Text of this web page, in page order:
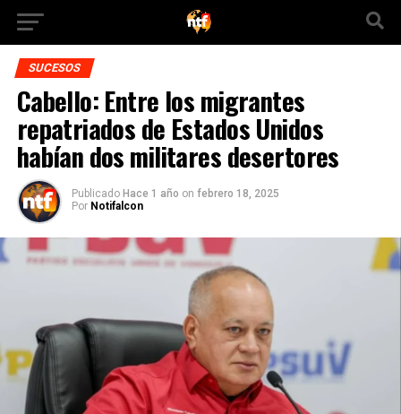
SUCESOS
Cabello: Entre los migrantes
repatriados de Estados Unidos
habían dos militares desertores
Publicado Hace 1 año on febrero 18, 2025
Por Notifalcon